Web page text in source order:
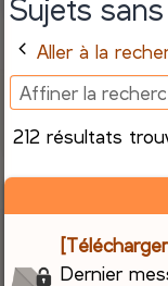
Sujets
Aller à la
212 résultats
Dernier